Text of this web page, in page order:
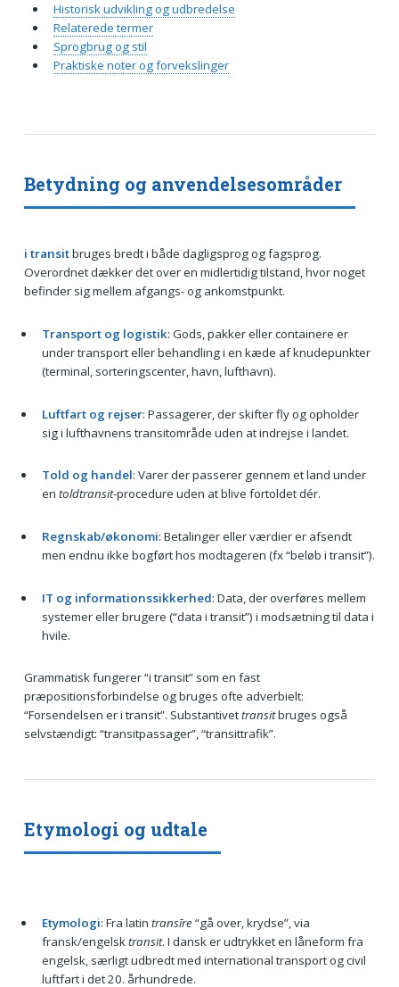
Betydning og anvendelsesområder
i transitbruges bredt i både dagligsprog og fagsprog.
Overordnet dækker det over en midlertidig tilstand, hvor noget
befinder sig mellem afgangs- og ankomstpunkt.
Transport og logistik: Gods, pakker eller containere er
under transport eller behandling i en kæde af knudepunkter
(terminal, sorteringscenter, havn, lufthavn).
Luftfart og rejser: Passagerer, der skifter fly og opholder
sig i lufthavnens transitområde uden at indrejse i landet.
Told og handel: Varer der passerer gennem et land under
en toldtransit-procedure uden at blive fortoldet dér.
Regnskab/økonomi: Betalinger eller værdier er afsendt
men endnu ikke bogført hos modtageren (fx “beløb i transit”).
IT og informationssikkerhed: Data, der overføres mellem
systemer eller brugere (“data i transit”) i modsætning til data i
hvile.
Grammatisk fungerer “i transit” som en fast
præpositionsforbindelse og bruges ofte adverbielt:
“Forsendelsen er i transit”. Substantivettransitbruges også
selvstændigt: “transitpassager”, “transittrafik”.
Etymologi og udtale
Etymologi: Fra latin transīre“gå over, krydse”, via
fransk/engelsktransit. I dansk er udtrykket en låneform fra
engelsk, særligt udbredt med international transport og civil
luftfart i det 20. århundrede.
Historisk udvikling og udbredelse
Relaterede termer
Sprogbrug og stil
Praktiske noter og forvekslinger